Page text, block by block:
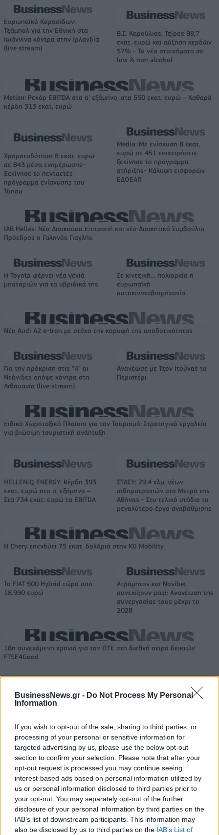
BusinessNews.gr - Do Not Process My Personal
Information
If you wish to opt-out of the sale, sharing to third parties, or
processing of your personal or sensitive information for
targeted advertising by us, please use the below opt-out
section to confirm your selection. Please note that after your
opt-out request is processed you may continue seeing
interest-based ads based on personal information utilized by
us or personal information disclosed to third parties prior to
your opt-out. You may separately opt-out of the further
disclosure of your personal information by third parties on the
IAB’s list of downstream participants. This information may
also be disclosed by us to third parties on the IAB’s List of
Ευρωπαϊκό Κορασίδων:
Τζάμπολ για την Εθνική στα
Ιωάννινα κόντρα στην Ιρλανδία
(live stream)
Β.Σ. Καρούλιας: Τζίρος 98,7
εκατ. ευρώ και αύξηση κερδών
57% - Τα νέα στοιχήματα σε
low & non alcohol
Metlen: Ρεκόρ EBITDA στο α' εξάμηνο, στα 550 εκατ. ευρώ – Καθαρά
κέρδη 313 εκατ. ευρώ
Χρηματοδότηση 8 εκατ. ευρώ
σε 843 μέσα ενημέρωσης-
Ξεκίνησε το πενταετές
πρόγραμμα ενίσχυσης του
Τύπου
Media: Με ενίσχυση 8 εκατ.
ευρώ σε 451 επιχειρήσεις
ξεκίνησε το πρόγραμμα
στήριξης- Κάλυψη εισφορών
ΕΔΟΕΑΠ
IAB Hellas: Νέα Διοικούσα Επιτροπή και νέο Διοικητικό Συμβούλιο -
Πρόεδρος ο Γαληνός Γιαγλής
Η Toyota φέρνει νέα γενιά
μπαταριών για τα υβριδικά της
Σε κινεζική… πολιορκία η
ευρωπαϊκή
αυτοκινητοβιομηχανία
Νέο Audi A2 e-tron με στόχο την κορυφή της αποδοτικότητας
Για την πρόκριση στις "4" οι
Νεάνιδες απόψε κόντρα στη
Λιθουανία (live stream)
Ανανέωσε με Τζον Ιτούνας το
Περιστέρι
Ειδικό Χωροταξικό Πλαίσιο για τον Τουρισμό: Στρατηγικό εργαλείο
για βιώσιμη τουριστική ανάπτυξη
HELLENiQ ENERGY: Κέρδη 393
εκατ. ευρώ στο α' εξάμηνο –
Στα 734 εκατ. ευρώ τα EBITDA
ΣΤΑΣΥ: 29,4 χλμ. νέων
σιδηροτροχιών στο Μετρό της
Αθήνας - Στο τελικό στάδιο το
μεγαλύτερο έργο αναβάθμισης
Η Chery επενδύει 75 εκατ. δολάρια στην KG Mobility
Το FIAT 500 Hybrid τώρα από
18.990 ευρώ
Ατρόμητος και Novibet
συνεχίζουν μαζί: Ανανέωση της
συνεργασίας τους μέχρι το
2028
18η συνεχόμενη χρονιά για τον ΟΤΕ στη διεθνή σειρά δεικτών
FTSE4Good
Alpha Bank: Για πρώτη φορά το Αρχαίο Θέατρο Επιδαύρου άνοιξε τις
πύλες του σε όλους
ΠΕΡΙΣΣΌΤΕΡΑ ΣΕ ΑΥΤΉ ΤΗΝ ΚΑΤΗΓΟΡΊΑ